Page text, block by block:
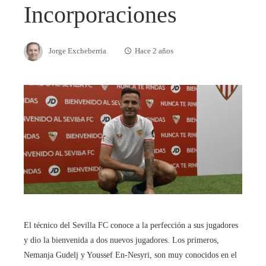
Incorporaciones
Jorge Excheberria Hace 2 años
El técnico del Sevilla FC conoce a la perfección a sus jugadores
y dio la bienvenida a dos nuevos jugadores. Los primeros,
Nemanja Gudelj y Youssef En-Nesyri, son muy conocidos en el